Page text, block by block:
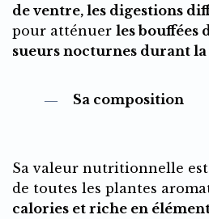
de ventre, les digestions
pour atténuer les bouffées
sueurs nocturnes durant la
Sa composition
Sa valeur nutritionnelle est
de toutes les plantes
calories et riche en